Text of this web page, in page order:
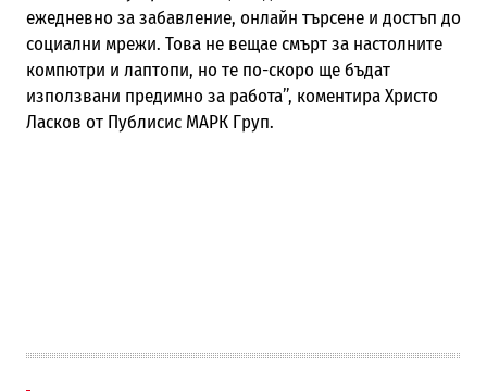
ежедневно за забавление, онлайн търсене и достъп до
социални мрежи. Това не вещае смърт за настолните
компютри и лаптопи, но те по-скоро ще бъдат
използвани предимно за работа”, коментира Христо
Ласков от Публисис МАРК Груп.